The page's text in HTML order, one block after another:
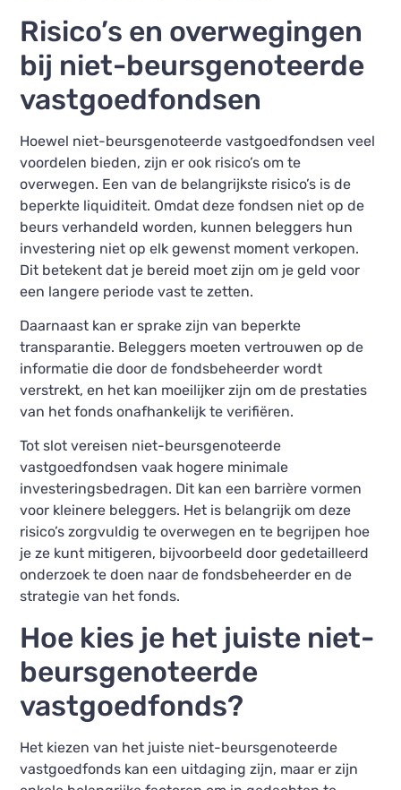
Risico’s en overwegingen
bij niet-beursgenoteerde
vastgoedfondsen
Hoewel niet-beursgenoteerde vastgoedfondsen veel
voordelen bieden, zijn er ook risico’s om te
overwegen. Een van de belangrijkste risico’s is de
beperkte liquiditeit. Omdat deze fondsen niet op de
beurs verhandeld worden, kunnen beleggers hun
investering niet op elk gewenst moment verkopen.
Dit betekent dat je bereid moet zijn om je geld voor
een langere periode vast te zetten.
Daarnaast kan er sprake zijn van beperkte
transparantie. Beleggers moeten vertrouwen op de
informatie die door de fondsbeheerder wordt
verstrekt, en het kan moeilijker zijn om de prestaties
van het fonds onafhankelijk te verifiëren.
Tot slot vereisen niet-beursgenoteerde
vastgoedfondsen vaak hogere minimale
investeringsbedragen. Dit kan een barrière vormen
voor kleinere beleggers. Het is belangrijk om deze
risico’s zorgvuldig te overwegen en te begrijpen hoe
je ze kunt mitigeren, bijvoorbeeld door gedetailleerd
onderzoek te doen naar de fondsbeheerder en de
strategie van het fonds.
Hoe kies je het juiste niet-
beursgenoteerde
vastgoedfonds?
Het kiezen van het juiste niet-beursgenoteerde
vastgoedfonds kan een uitdaging zijn, maar er zijn